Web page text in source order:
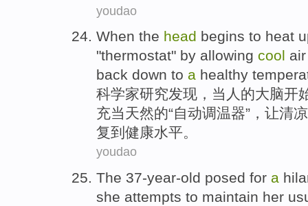
youdao
When the head begins to heat
"thermostat" by allowing cool air
back down to a healthy
科学家研究发现， 当 人 的大脑开
充当天然的“自动调温器”， 让清凉
复到 健康水平。
youdao
The 37-year-old posed for a
she attempts to maintain her